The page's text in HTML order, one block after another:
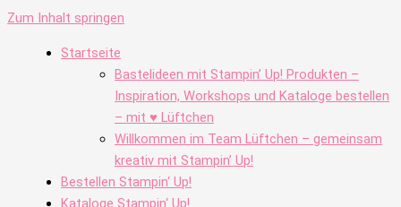
Zum Inhalt springen
Startseite
Bastelideen mit Stampin’ Up! Produkten –
Inspiration, Workshops und Kataloge bestellen
– mit ♥ Lüftchen
Willkommen im Team Lüftchen – gemeinsam
kreativ mit Stampin’ Up!
Bestellen Stampin‘ Up!
Kataloge Stampin‘ Up!